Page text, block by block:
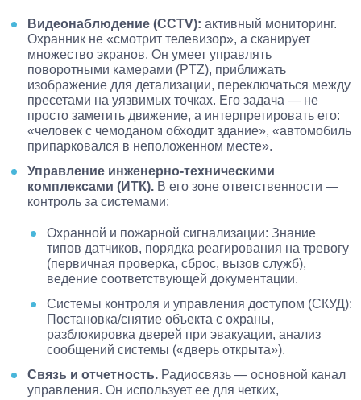
Видеонаблюдение (CCTV): активный мониторинг.
Охранник не «смотрит телевизор», а сканирует
множество экранов. Он умеет управлять
поворотными камерами (PTZ), приближать
изображение для детализации, переключаться между
пресетами на уязвимых точках. Его задача — не
просто заметить движение, а интерпретировать его:
«человек с чемоданом обходит здание», «автомобиль
припарковался в неположенном месте».
Управление инженерно-техническими
комплексами (ИТК). В его зоне ответственности —
контроль за системами:
Охранной и пожарной сигнализации: Знание
типов датчиков, порядка реагирования на тревогу
(первичная проверка, сброс, вызов служб),
ведение соответствующей документации.
Системы контроля и управления доступом (СКУД):
Постановка/снятие объекта с охраны,
разблокировка дверей при эвакуации, анализ
сообщений системы («дверь открыта»).
Связь и отчетность. Радиосвязь — основной канал
управления. Он использует ее для четких,